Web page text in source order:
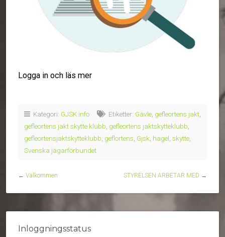
Logga in och läs mer
Kategori: GJSK info Etiketter: Gävle gefleortens jakt
gefleortens jakt skytte klubb gefleortens jaktskytteklubb
gefleortensjaktskytteklubb geflortens Gjsk hagel skytte
Svenska jägarförbundet
← Välkommen STYRELSEN ARBETAR MED →
Inloggningsstatus